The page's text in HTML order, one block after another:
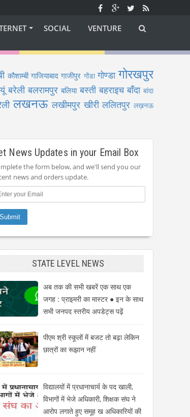
SOCIAL VENTURE
कौशाम्बी गाजियाबाद गाजीपुर गोंडा गोण्डा गोरखपुर
बरेली बलरामपुर बलिया बस्ती बहराइच बाँदा बांदा
लखनऊ लखीमपुर खीरी ललितपुर लख़नऊ
News Updates in your Email Box
the form below, and we'll send you our
news and orders update.
STATE LEVEL NEWS
अब तक की सभी खबरें एक साथ एक
जगह : प्राइमरी का मास्टर ● इन के साथ
सभी जनपद स्तरीय अपडेट्स पढ़ें
पीएम श्री स्कूलों में बजट तो बढ़ा लेकिन
छात्रों का रूझान नहीं
विद्यालयों में प्रधानाचार्य के पद खाली,
विभागों में भेजे अधिकारी, शिक्षक संघ ने
आरोप लगाते हुए समूह ख अधिकारियों की